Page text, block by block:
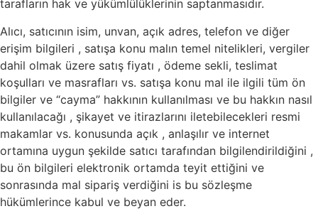
tarafların hak ve yükümlülüklerinin saptanmasıdır.
Alıcı, satıcının isim, unvan, açık adres, telefon ve diğer
erişim bilgileri , satışa konu malın temel nitelikleri, vergiler
dahil olmak üzere satış fiyatı , ödeme sekli, teslimat
koşulları ve masrafları vs. satışa konu mal ile ilgili tüm ön
bilgiler ve “cayma” hakkının kullanılması ve bu hakkın nasıl
kullanılacağı , şikayet ve itirazlarını iletebilecekleri resmi
makamlar vs. konusunda açık , anlaşılır ve internet
ortamına uygun şekilde satıcı tarafından bilgilendirildiğini ,
bu ön bilgileri elektronik ortamda teyit ettiğini ve
sonrasında mal sipariş verdiğini is bu sözleşme
hükümlerince kabul ve beyan eder.